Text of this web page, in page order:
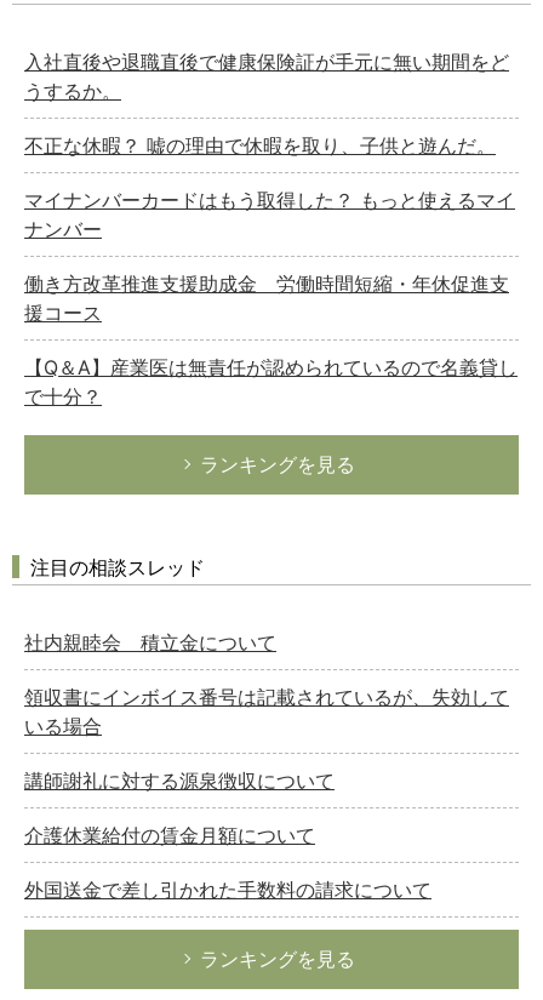
入社直後や退職直後で健康保険証が手元に無い期間をど
うするか。
不正な休暇？ 嘘の理由で休暇を取り、子供と遊んだ。
マイナンバーカードはもう取得した？ もっと使えるマイ
ナンバー
働き方改革推進支援助成金 労働時間短縮・年休促進支
援コース
【Q＆A】産業医は無責任が認められているので名義貸し
で十分？
ランキングを見る
注目の相談スレッド
社内親睦会 積立金について
領収書にインボイス番号は記載されているが、失効して
いる場合
講師謝礼に対する源泉徴収について
介護休業給付の賃金月額について
外国送金で差し引かれた手数料の請求について
ランキングを見る